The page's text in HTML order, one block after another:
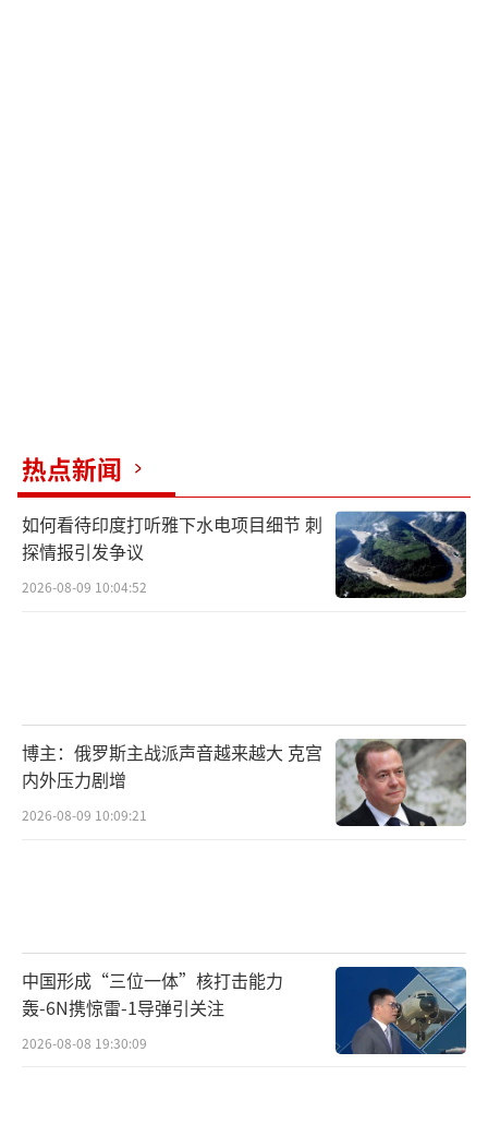
热点新闻
如何看待印度打听雅下水电项目细节 刺
探情报引发争议
2026-08-09 10:04:52
博主：俄罗斯主战派声音越来越大 克宫
内外压力剧增
2026-08-09 10:09:21
中国形成“三位一体”核打击能力
轰-6N携惊雷-1导弹引关注
2026-08-08 19:30:09